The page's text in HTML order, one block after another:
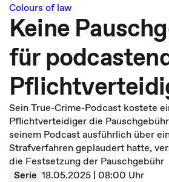
Colours of law
Keine
für
Sein True-Crime-Podcast kostete
Pflichtverteidiger die
seinem Podcast ausführlich über
Strafverfahren geplaudert hatte,
die Festsetzung der Pauschgebühr
Serie 18.05.2025 | 08:00 Uhr